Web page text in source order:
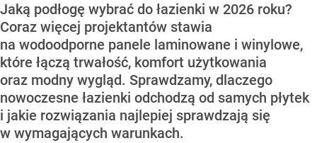
Jaką podłogę wybrać do łazienki w 2026 roku?
Coraz więcej projektantów stawia
na wodoodporne panele laminowane i winylowe,
które łączą trwałość, komfort użytkowania
oraz modny wygląd. Sprawdzamy, dlaczego
nowoczesne łazienki odchodzą od samych płytek
i jakie rozwiązania najlepiej sprawdzają się
w wymagających warunkach.